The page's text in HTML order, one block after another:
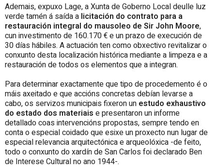
Ademais, expuxo Lage, a Xunta de Goberno Local deulle luz
verde tamén á saída a licitación do contrato para a
restauración integral do mausoleo de Sir John Moore,
cun investimento de 160.170 € e un prazo de execución de
30 días hábiles. A actuación ten como obxectivo revitalizar o
conxunto desta localización histórica mediante a limpeza e a
restauración de todos os elementos que a integran.
Para determinar exactamente que tipo de procedemento é o
máis axeitado e que accións concretas debían levarse a
cabo, os servizos municipais fixeron un estudo exhaustivo
do estado dos materiais e presentaron un informe
detallado coas intervencións propostas, sempre tendo en
conta o especial coidado que esixe un proxecto nun lugar de
especial relevancia arquitectónica e arqueolóxica -de feito,
todo o conxunto do xardín de San Carlos foi declarado Ben
de Interese Cultural no ano 1944-.